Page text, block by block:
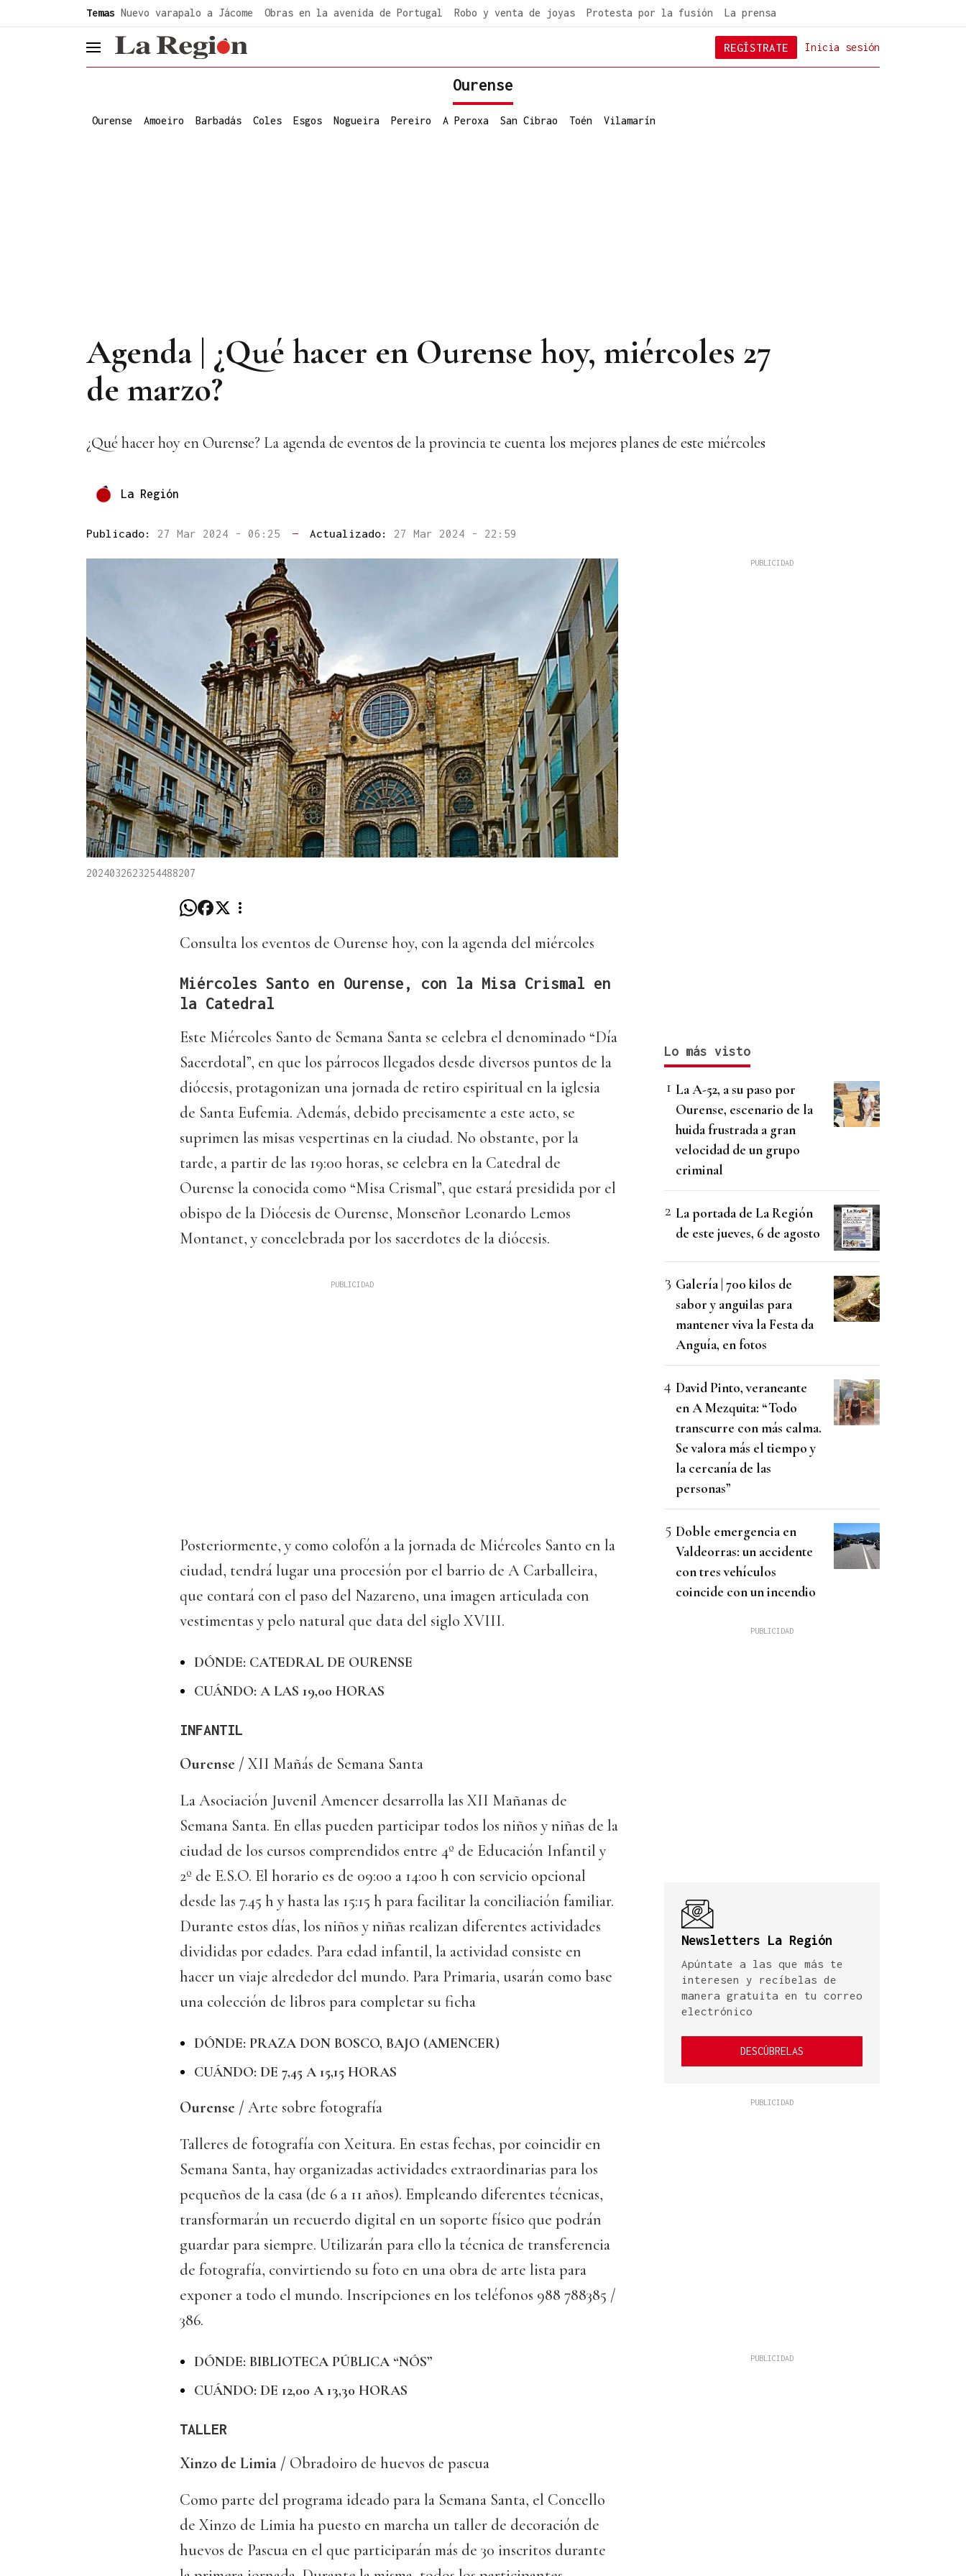
Temas Nuevo varapalo a Jácome Obras en la avenida de Portugal Robo y venta de joyas Protesta por la fusión La prensa
header.menu.open Inicia sesión
REGÍSTRATE
Ourense
Ourense Amoeiro Barbadás Coles Esgos Nogueira Pereiro A Peroxa San Cibrao Toén Vilamarín
Agenda | ¿Qué hacer en Ourense hoy, miércoles 27
de marzo?
¿Qué hacer hoy en Ourense? La agenda de eventos de la provincia te cuenta los mejores planes de este miércoles
La Región
Publicado: 27 Mar 2024 - 06:25 — Actualizado: 27 Mar 2024 - 22:59
2024032623254488207
Consulta los eventos de Ourense hoy, con la agenda del miércoles
Miércoles Santo en Ourense, con la Misa Crismal en
la Catedral
Este Miércoles Santo de Semana Santa se celebra el denominado “Día
Sacerdotal”, en que los párrocos llegados desde diversos puntos de la
diócesis, protagonizan una jornada de retiro espiritual en la iglesia
de Santa Eufemia. Además, debido precisamente a este acto, se
suprimen las misas vespertinas en la ciudad. No obstante, por la
tarde, a partir de las 19:00 horas, se celebra en la Catedral de
Ourense la conocida como “Misa Crismal”, que estará presidida por el
obispo de la Diócesis de Ourense, Monseñor Leonardo Lemos
Montanet, y concelebrada por los sacerdotes de la diócesis.
Posteriormente, y como colofón a la jornada de Miércoles Santo en la
ciudad, tendrá lugar una procesión por el barrio de A Carballeira,
que contará con el paso del Nazareno, una imagen articulada con
vestimentas y pelo natural que data del siglo XVIII.
DÓNDE: CATEDRAL DE OURENSE
CUÁNDO: A LAS 19,00 HORAS
INFANTIL
Ourense / XII Mañás de Semana Santa
La Asociación Juvenil Amencer desarrolla las XII Mañanas de
Semana Santa. En ellas pueden participar todos los niños y niñas de la
ciudad de los cursos comprendidos entre 4º de Educación Infantil y
2º de E.S.O. El horario es de 09:00 a 14:00 h con servicio opcional
desde las 7.45 h y hasta las 15:15 h para facilitar la conciliación familiar.
Durante estos días, los niños y niñas realizan diferentes actividades
divididas por edades. Para edad infantil, la actividad consiste en
hacer un viaje alrededor del mundo. Para Primaria, usarán como base
una colección de libros para completar su ficha
DÓNDE: PRAZA DON BOSCO, BAJO (AMENCER)
CUÁNDO: DE 7,45 A 15,15 HORAS
Ourense / Arte sobre fotografía
Talleres de fotografía con Xeitura. En estas fechas, por coincidir en
Semana Santa, hay organizadas actividades extraordinarias para los
pequeños de la casa (de 6 a 11 años). Empleando diferentes técnicas,
transformarán un recuerdo digital en un soporte físico que podrán
guardar para siempre. Utilizarán para ello la técnica de transferencia
de fotografía, convirtiendo su foto en una obra de arte lista para
exponer a todo el mundo. Inscripciones en los teléfonos 988 788385 /
386.
DÓNDE: BIBLIOTECA PÚBLICA “NÓS”
CUÁNDO: DE 12,00 A 13,30 HORAS
TALLER
Xinzo de Limia / Obradoiro de huevos de pascua
Como parte del programa ideado para la Semana Santa, el Concello
de Xinzo de Limia ha puesto en marcha un taller de decoración de
huevos de Pascua en el que participarán más de 30 inscritos durante
Lo más visto
La A-52, a su paso por
Ourense, escenario de la
huida frustrada a gran
velocidad de un grupo
criminal
La portada de La Región
de este jueves, 6 de agosto
Galería | 700 kilos de
sabor y anguilas para
mantener viva la Festa da
Anguía, en fotos
David Pinto, veraneante
en A Mezquita: “Todo
transcurre con más calma.
Se valora más el tiempo y
la cercanía de las
personas”
Doble emergencia en
Valdeorras: un accidente
con tres vehículos
coincide con un incendio
Newsletters La Región
Apúntate a las que más te
interesen y recíbelas de
manera gratuita en tu correo
electrónico
DESCÚBRELAS